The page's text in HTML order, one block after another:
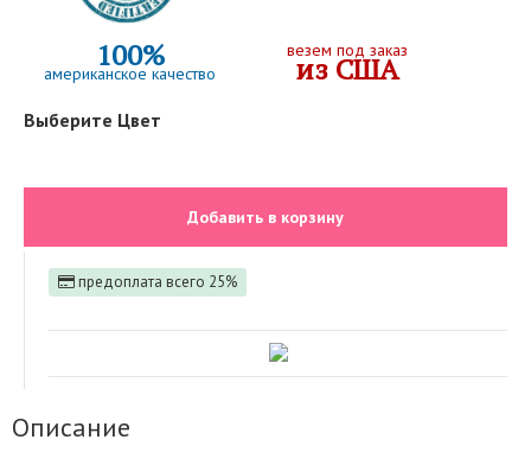
100%
американское качество
везем под заказ
из США
Выберите Цвет
Добавить в корзину
предоплата всего 25%
Описание